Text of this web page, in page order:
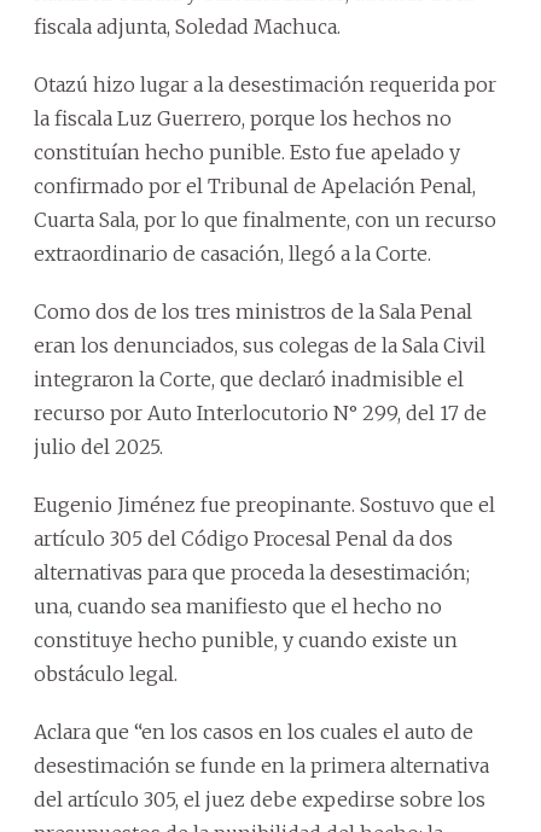
fiscala adjunta, Soledad Machuca.
Otazú hizo lugar a la desestimación requerida por
la fiscala Luz Guerrero, porque los hechos no
constituían hecho punible. Esto fue apelado y
confirmado por el Tribunal de Apelación Penal,
Cuarta Sala, por lo que finalmente, con un recurso
extraordinario de casación, llegó a la Corte.
Como dos de los tres ministros de la Sala Penal
eran los denunciados, sus colegas de la Sala Civil
integraron la Corte, que declaró inadmisible el
recurso por Auto Interlocutorio N° 299, del 17 de
julio del 2025.
Eugenio Jiménez fue preopinante. Sostuvo que el
artículo 305 del Código Procesal Penal da dos
alternativas para que proceda la desestimación;
una, cuando sea manifiesto que el hecho no
constituye hecho punible, y cuando existe un
obstáculo legal.
Aclara que “en los casos en los cuales el auto de
desestimación se funde en la primera alternativa
del artículo 305, el juez debe expedirse sobre los